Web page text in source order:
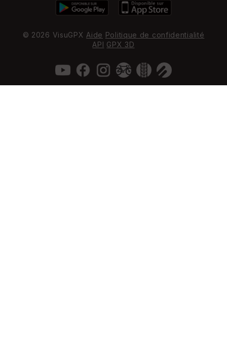
© 2026 VisuGPX Aide Politique de confidentialité
API GPX 3D